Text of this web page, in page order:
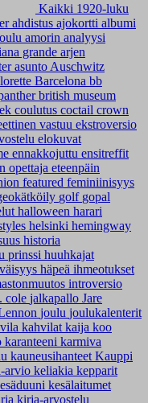
Kaikki 1920-luku
ahdistus ajokortti albumi
amorin analyysi
grande arjen
asunto Auschwitz
Barcelona bb
british museum
coulutus coctail crown
vastuu ekstroversio
elokuvat
ennakkojuttu ensitreffit
opettaja eteenpäin
featured feminiinisyys
golf gopal
halloween harari
helsinki hemingway
historia
prinssi huuhkajat
häpeä ihmeotukset
introversio
cole jalkapallo Jare
joulu joulukalenterit
kahvilat kaija koo
karanteeni karmiva
kauneusihanteet Kauppi
arvio keliakia kepparit
kesälaitumet
kirja-arvostelu